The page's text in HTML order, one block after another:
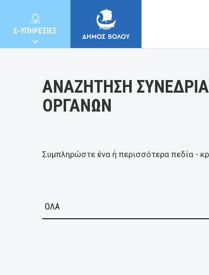
E-ΥΠΗΡΕΣΙΕΣ
ΕΠΙΧΕΙΡΗΣΕΙΣ
ΑΝΑΖΗΤΗΣΗ
ΟΡΓΑΝΩΝ
Συμπληρώστε ένα ή περισσότερα πεδία -